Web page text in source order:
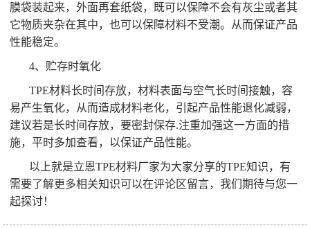
膜袋装起来，外面再套纸袋，既可以保障不会有灰尘或者其
它物质夹杂在其中，也可以保障材料不受潮。从而保证产品
性能稳定。
4、贮存时氧化
TPE材料长时间存放，材料表面与空气长时间接触，容
易产生氧化，从而造成材料老化，引起产品性能退化减弱，
建议若是长时间存放，要密封保存.注重加强这一方面的措
施，平时多加查看，以保证产品性能。
以上就是立恩TPE材料厂家为大家分享的TPE知识，有
需要了解更多相关知识可以在评论区留言，我们期待与您一
起探讨！